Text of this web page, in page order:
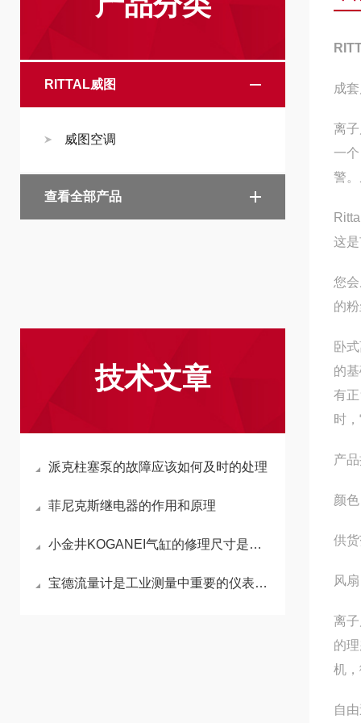
RITTAL威图
威图空调
查看全部产品
技术文章
派克柱塞泵的故障应该如何及时的处理
菲尼克斯继电器的作用和原理
小金井KOGANEI气缸的修理尺寸是如何确定的
宝德流量计是工业测量中重要的仪表之一
成
离
一
警
这
您
的
卧
的
有
时
产
颜
供
风
离
的
机
自